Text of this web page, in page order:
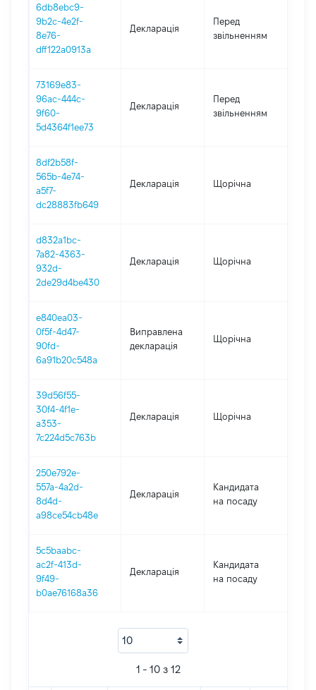
6db8ebc9-
9b2c-4e2f-
8e76-
dff122a0913a
Декларація
Перед
звільненням
73169e83-
96ac-444c-
9f60-
5d4364f1ee73
Декларація
Перед
звільненням
8df2b58f-
565b-4e74-
a5f7-
dc28883fb649
Декларація Щорічна
d832a1bc-
7a82-4363-
932d-
2de29d4be430
Декларація Щорічна
e840ea03-
0f5f-4d47-
90fd-
6a91b20c548a
Виправлена
декларація
Щорічна
39d56f55-
30f4-4f1e-
a353-
7c224d5c763b
Декларація Щорічна
250e792e-
557a-4a2d-
8d4d-
a98ce54cb48e
Декларація
Кандидата
на посаду
5c5baabc-
ac2f-413d-
9f49-
b0ae76168a36
Декларація
Кандидата
на посаду
1 - 10 з 12